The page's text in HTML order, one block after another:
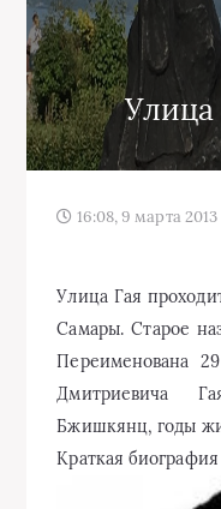
Улица
16:08, 9 марта 2013
Улица Гая
Самары. Старое
Переименована
Дмитриевича
Бжишкянц, годы
Краткая